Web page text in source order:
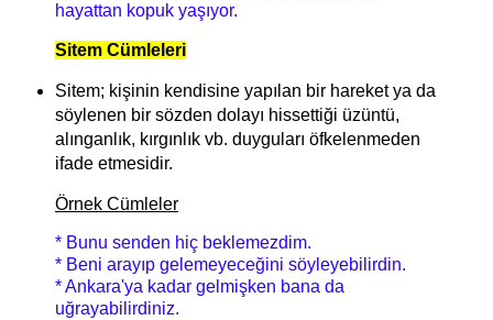
hayattan kopuk yaşıyor.
Sitem Cümleleri
Sitem; kişinin kendisine yapılan bir hareket ya da
söylenen bir sözden dolayı hissettiği üzüntü,
alınganlık, kırgınlık vb. duyguları öfkelenmeden
ifade etmesidir.
Örnek Cümleler
* Bunu senden hiç beklemezdim.
* Beni arayıp gelemeyeceğini söyleyebilirdin.
* Ankara'ya kadar gelmişken bana da
uğrayabilirdiniz.